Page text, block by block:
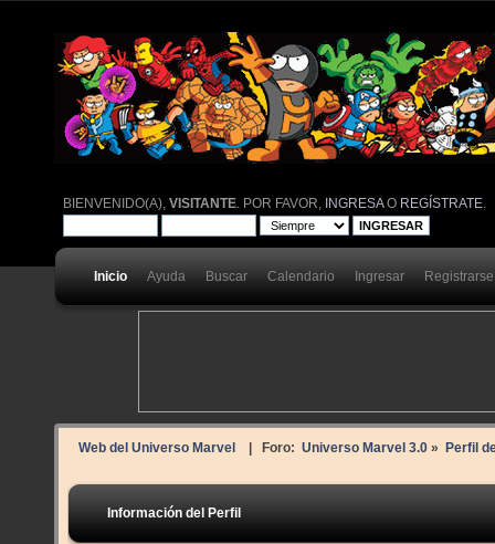
BIENVENIDO(A),VISITANTE . POR FAVOR, INGRESAO REGÍSTRATE
Inicio Ayuda Buscar Calendario Ingresar Registrarse
Web del Universo Marvel | Foro: Universo Marvel 3.0» Perfil
Información del Perfil